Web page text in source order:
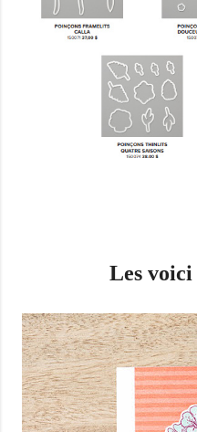
Les voici